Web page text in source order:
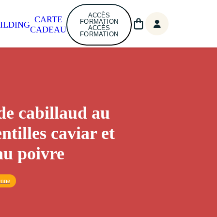
CARTE
CADEAU
ACCÈS
FORMATION
ACCÈS
FORMATION
cabillaud au
caviar et
poivre